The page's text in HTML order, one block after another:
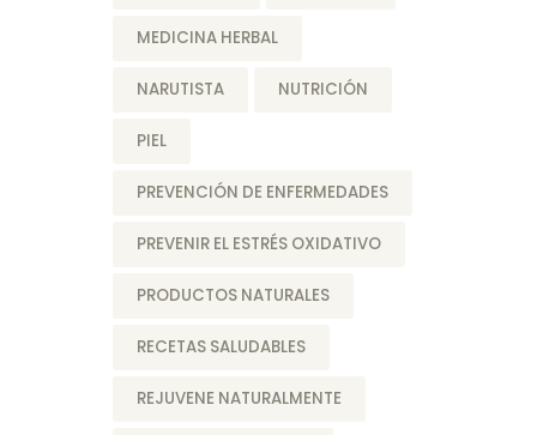
MEDICINA HERBAL
NARUTISTA NUTRICIÓN
PIEL
PREVENCIÓN DE ENFERMEDADES
PREVENIR EL ESTRÉS OXIDATIVO
PRODUCTOS NATURALES
RECETAS SALUDABLES
REJUVENE NATURALMENTE